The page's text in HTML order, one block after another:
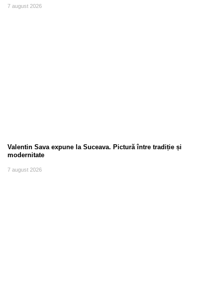
7 august 2026
Valentin Sava expune la Suceava. Pictură între tradiție și
modernitate
7 august 2026